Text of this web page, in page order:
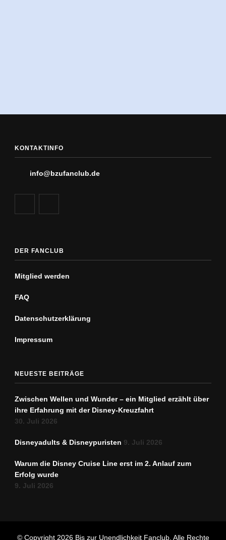
KONTAKTINFO
info@bzufanclub.de
DER FANCLUB
Mitglied werden
FAQ
Datenschutz­erklärung
Impressum
NEUESTE BEITRÄGE
Zwischen Wellen und Wunder – ein Mitglied erzählt über
ihre Erfahrung mit der Disney-Kreuzfahrt
30. Juli 2026
Disneyadults & Disneypuristen 9. Juli 2026
Warum die Disney Cruise Line erst im 2. Anlauf zum
Erfolg wurde
9. Juli 2026
© Copyright 2026 Bis zur Unendlichkeit Fanclub. Alle Rechte